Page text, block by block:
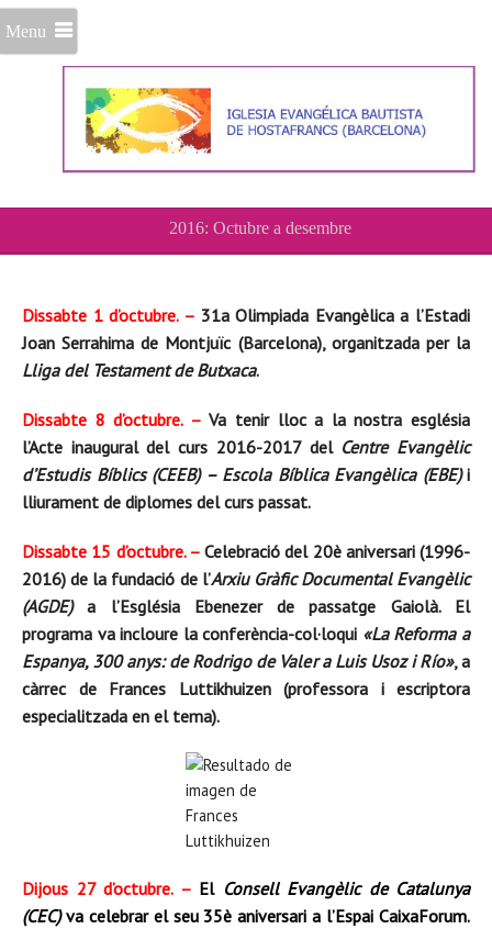
Menu
2016: Octubre a desembre
Dissabte 1 d’octubre. –31a Olimpiada Evangèlica a l’Estadi
Joan Serrahima de Montjuïc (Barcelona), organitzada per la
Lliga del Testament de Butxaca.
Dissabte 8 d’octubre. –Va tenir lloc a la nostra església
l’Acte inaugural del curs 2016-2017 del Centre Evangèlic
d’Estudis Bíblics (CEEB) – Escola Bíblica Evangèlica (EBE)i
lliurament de diplomes del curs passat.
Dissabte 15 d’octubre. –Celebració del 20è aniversari (1996-
2016) de la fundació de l’Arxiu Gràfic Documental Evangèlic
(AGDE)a l’Església Ebenezer de passatge Gaiolà. El
programa va incloure la conferència-col·loqui «La Reforma a
Espanya, 300 anys: de Rodrigo de Valer a Luis Usoz i Río», a
càrrec de Frances Luttikhuizen (professora i escriptora
especialitzada en el tema).
Dijous 27 d’octubre. – El Consell Evangèlic de Catalunya
(CEC)va celebrar el seu 35è aniversari a l’Espai CaixaForum.